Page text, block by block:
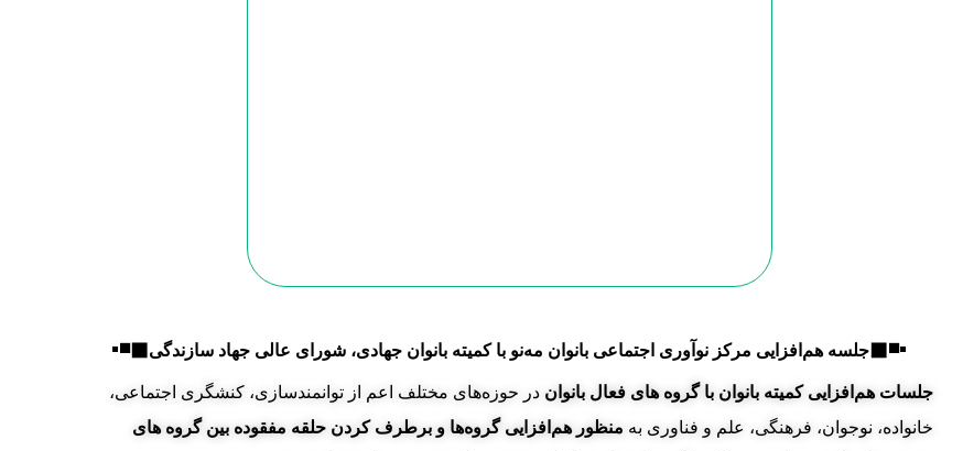
▪
◾◼جلسه هم‌افزایی مرکز نوآوری اجتماعی بانوان مه‌نو با کمیته بانوان جهادی، شورای عالی جهاد سازندگی◼◾
▪
جلسات هم‌افزایی کمیته بانوان با گروه های فعال بانوان در حوزه‌های مختلف اعم از توانمندسازی، کنشگری اجتماعی،
خانواده، نوجوان، فرهنگی، علم و فناوری به منظور هم‌افزایی گروه‌ها و برطرف کردن حلقه مفقوده بین گروه های